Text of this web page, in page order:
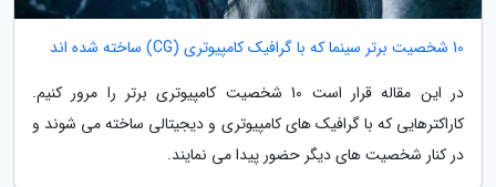
10 شخصیت برتر سینما که با گرافیک کامپیوتری (CG) ساخته شده اند
در این مقاله قرار است 10 شخصیت کامپیوتری برتر را مرور کنیم.
کاراکترهایی که با گرافیک های کامپیوتری و دیجیتالی ساخته می شوند و
در کنار شخصیت های دیگر حضور پیدا می نمایند.